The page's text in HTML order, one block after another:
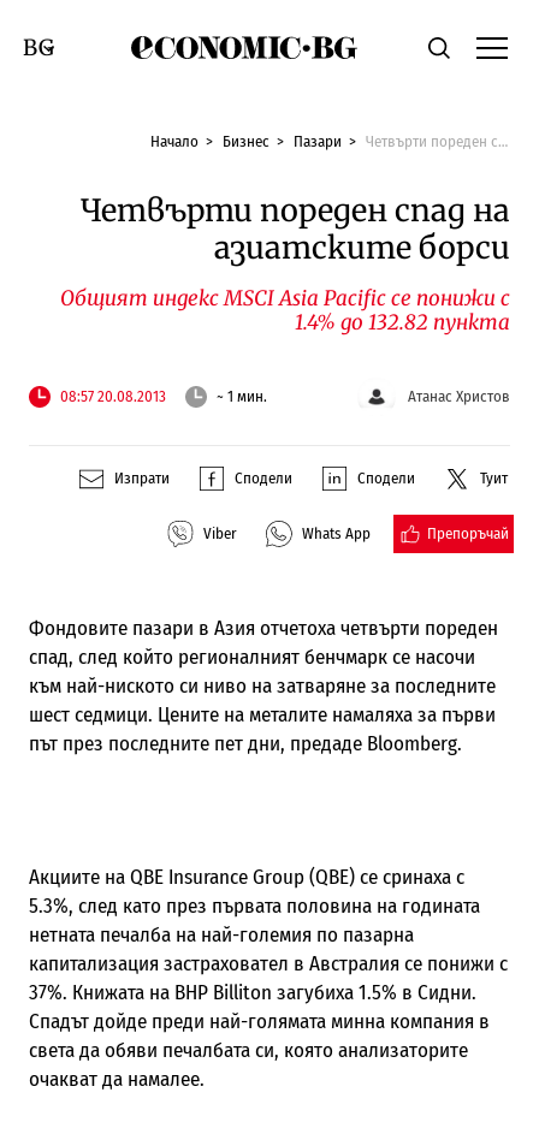
Economic.bgТърсене
Смяна на език
Начало Бизнес Пазари Четвърти пореден спад на азиатските борси
Четвърти пореден спад на
азиатските борси
Общият индекс MSCI Asia Pacific се понижи с
1.4% до 132.82 пункта
08:57 20.08.2013 ~ 1 мин. Атанас Христов
Изпрати Сподели Сподели Туит
Viber Whats App Препоръчай
Фондовите пазари в Азия отчетоха четвърти пореден
спад, след който регионалният бенчмарк се насочи
към най-ниското си ниво на затваряне за последните
шест седмици. Цените на металите намаляха за първи
път през последните пет дни, предаде Bloomberg.
Акциите на QBE Insurance Group (QBE) се сринаха с
5.3%, след като през първата половина на годината
нетната печалба на най-големия по пазарна
капитализация застраховател в Австралия се понижи с
37%. Книжата на BHP Billiton загубиха 1.5% в Сидни.
Спадът дойде преди най-голямата минна компания в
света да обяви печалбата си, която анализаторите
очакват да намалее.